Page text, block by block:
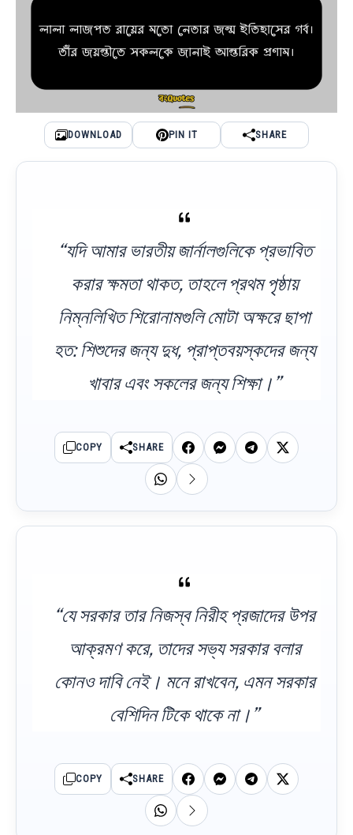
DOWNLOAD PIN IT SHARE
“যদি আমার ভারতীয় জার্নালগুলিকে প্রভাবিত
করার ক্ষমতা থাকত, তাহলে প্রথম পৃষ্ঠায়
নিম্নলিখিত শিরোনামগুলি মোটা অক্ষরে ছাপা
হত: শিশুদের জন্য দুধ, প্রাপ্তবয়স্কদের জন্য
খাবার এবং সকলের জন্য শিক্ষা।”
COPY SHARE
“যে সরকার তার নিজস্ব নিরীহ প্রজাদের উপর
আক্রমণ করে, তাদের সভ্য সরকার বলার
কোনও দাবি নেই। মনে রাখবেন, এমন সরকার
বেশিদিন টিকে থাকে না।”
COPY SHARE